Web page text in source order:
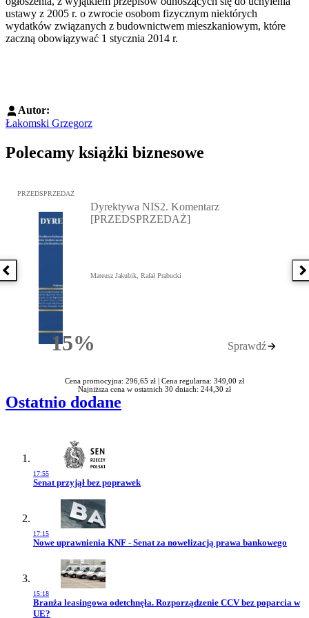
ustawy z 2005 r. o zwrocie osobom fizycznym niektórych
wydatków związanych z budownictwem mieszkaniowym, które
zaczną obowiązywać 1 stycznia 2014 r.
Autor:
Łakomski Grzegorz
Polecamy książki biznesowe
Poprzednia książka
Przejdź do: Dyrektywa NIS2. Komentarz [PRZEDSPRZEDAŻ],
PRZEDSPRZEDAŻ
15%Rabatu
Dyrektywa NIS2. Komentarz
[PRZEDSPRZEDAŻ]
Mateusz Jakubik, Rafał Prabucki
Sprawdź
Cena promocyjna: 296,65 zł | Cena regularna: 349,00 zł
Najniższa cena w ostatnich 30 dniach: 244,30 zł
Ostatnio dodane
17:55
Przejdź do artykułu:
Senat przyjął bez poprawek
17:15
Przejdź do artykułu:
Nowe uprawnienia KNF - Senat za nowelizacją prawa bankowego
15:18
Przejdź do artykułu:
Branża leasingowa odetchnęła. Rozporządzenie CCV bez poparcia w
UE?